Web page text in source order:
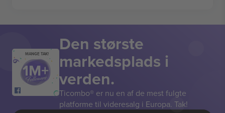
MANGE TAK! Den største
markedsplads i
verden.
Ticombo® er nu en af de mest fulgte
platforme til videresalg i Europa. Tak!